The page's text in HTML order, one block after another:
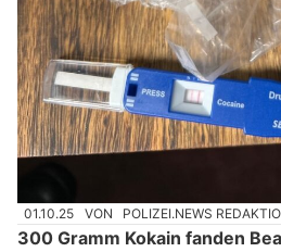
01.10.25 VON POLIZEI.NEWS
300 Gramm Kokain fanden